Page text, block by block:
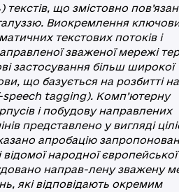
текстів, що змістовно
Виокремлення
текстових потоків і
зваженої мережі
застосування більш широкої
що базується на розбитті на
tagging). Комп’ютерну
і побудову направлених
представлено у вигляді
апробацію
народної
направ-лену зважену
які відповідають окремим